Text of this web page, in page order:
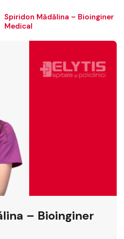
Spiridon Mădălina – Bioinginer
Medical
– Bioinginer